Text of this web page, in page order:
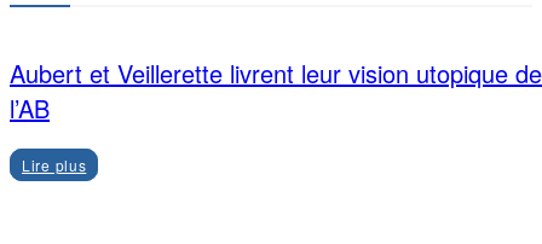
Aubert et Veillerette livrent leur vision utopique de
l’AB
Lire plus